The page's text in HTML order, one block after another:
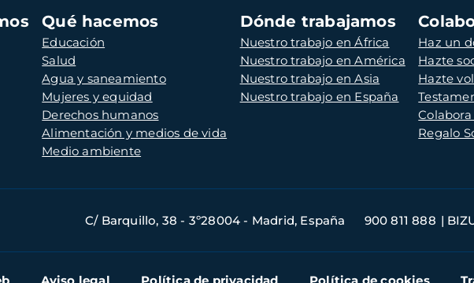
Qué hacemos
Educación
Salud
Agua y saneamiento
Mujeres y equidad
Derechos humanos
Alimentación y medios de vida
Medio ambiente
Dónde trabajamos
Nuestro trabajo en África
Nuestro trabajo en América
Nuestro trabajo en Asia
Nuestro trabajo en España
Haz un
Hazte
Hazte
Regalo
C/ Barquillo, 38 - 3º28004 - Madrid, España 900 811 888
Aviso legal Política de privacidad Política de cookies